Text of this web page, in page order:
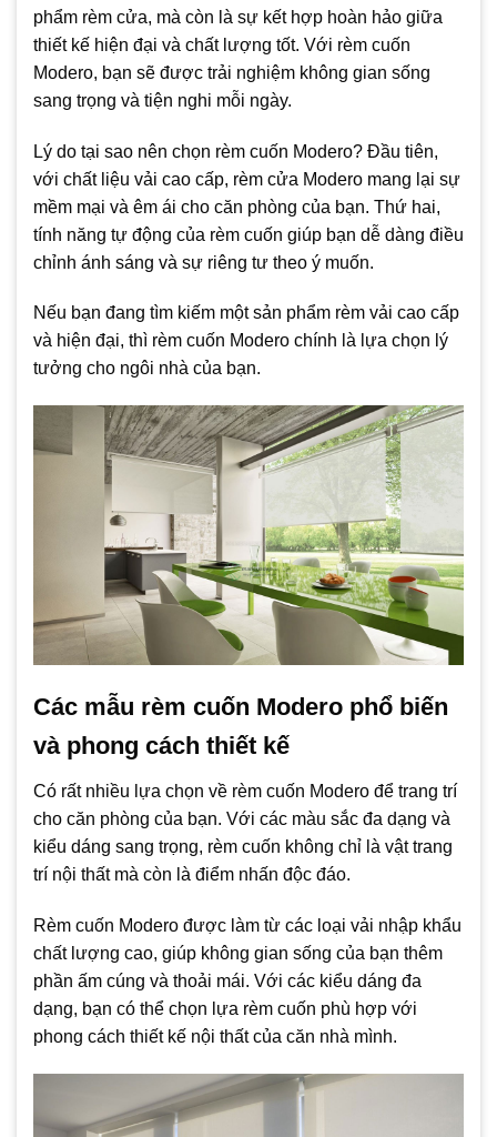
phẩm rèm cửa, mà còn là sự kết hợp hoàn hảo giữa
thiết kế hiện đại và chất lượng tốt. Với rèm cuốn
Modero, bạn sẽ được trải nghiệm không gian sống
sang trọng và tiện nghi mỗi ngày.
Lý do tại sao nên chọn rèm cuốn Modero? Đầu tiên,
với chất liệu vải cao cấp, rèm cửa Modero mang lại sự
mềm mại và êm ái cho căn phòng của bạn. Thứ hai,
tính năng tự động của rèm cuốn giúp bạn dễ dàng điều
chỉnh ánh sáng và sự riêng tư theo ý muốn.
Nếu bạn đang tìm kiếm một sản phẩm rèm vải cao cấp
và hiện đại, thì rèm cuốn Modero chính là lựa chọn lý
tưởng cho ngôi nhà của bạn.
Các mẫu rèm cuốn Modero phổ biến
và phong cách thiết kế
Có rất nhiều lựa chọn về rèm cuốn Modero để trang trí
cho căn phòng của bạn. Với các màu sắc đa dạng và
kiểu dáng sang trọng, rèm cuốn không chỉ là vật trang
trí nội thất mà còn là điểm nhấn độc đáo.
Rèm cuốn Modero được làm từ các loại vải nhập khẩu
chất lượng cao, giúp không gian sống của bạn thêm
phần ấm cúng và thoải mái. Với các kiểu dáng đa
dạng, bạn có thể chọn lựa rèm cuốn phù hợp với
phong cách thiết kế nội thất của căn nhà mình.